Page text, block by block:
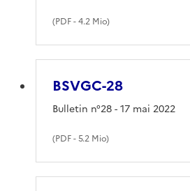
(PDF- 4.2 Mio)
BSVGC-28
(PDF- 5.2 Mio)
Bulletin n°28 - 17 mai 2022